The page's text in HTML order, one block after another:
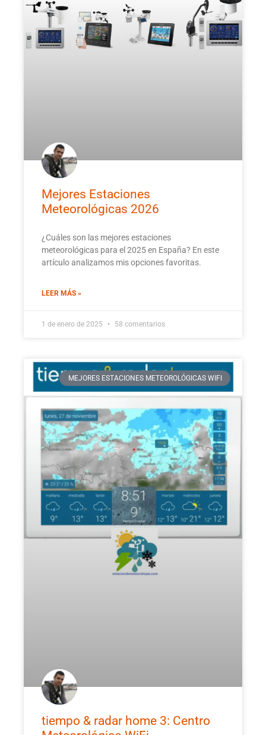
Mejores Estaciones
Meteorológicas 2026
¿Cuáles son las mejores estaciones
meteorológicas para el 2025 en España? En este
artículo analizamos mis opciones favoritas.
LEER MÁS »
1 de enero de 2025 58 comentarios
MEJORES ESTACIONES METEOROLÓGICAS WIFI
tiempo & radar home 3: Centro